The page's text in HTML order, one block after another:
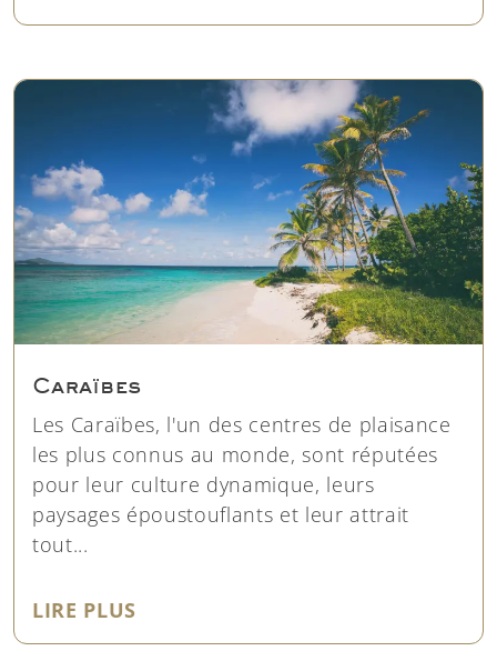
Caraïbes
Les Caraïbes, l'un des centres de plaisance
les plus connus au monde, sont réputées
pour leur culture dynamique, leurs
paysages époustouflants et leur attrait
tout...
LIRE PLUS